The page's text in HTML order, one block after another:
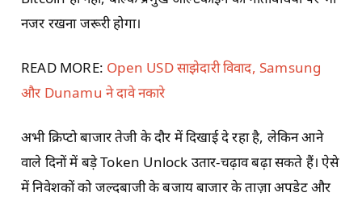
नजर रखना जरूरी होगा।
READ MORE: Open USD साझेदारी विवाद, Samsung
और Dunamu ने दावे नकारे
अभी क्रिप्टो बाजार तेजी के दौर में दिखाई दे रहा है, लेकिन आने
वाले दिनों में बड़े Token Unlock उतार-चढ़ाव बढ़ा सकते हैं। ऐसे
में निवेशकों को जल्दबाजी के बजाय बाजार के ताज़ा अपडेट और